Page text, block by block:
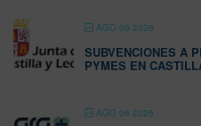
AGO 06 2026
SUBVENCIONES A
PYMES EN
AGO 06 2026